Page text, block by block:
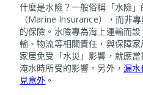
什麼是水險？一般俗稱「水險
（Marine Insurance），而非
的保險。水險專為海上運輸而
輸、物流等相關責任，與保障
家居免受「水災」影響，就應
淹水時所受的影響。另外， 漏水
見意外 。